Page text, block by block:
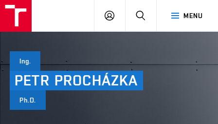
MENU
PŘIHLÁSIT
Ing.
PETR PROCHÁZKA
Ph.D.